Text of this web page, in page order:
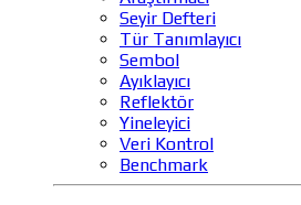
Seyir Defteri
Tür Tanımlayıcı
Sembol
Ayıklayıcı
Reflektör
Yineleyici
Veri Kontrol
Benchmark